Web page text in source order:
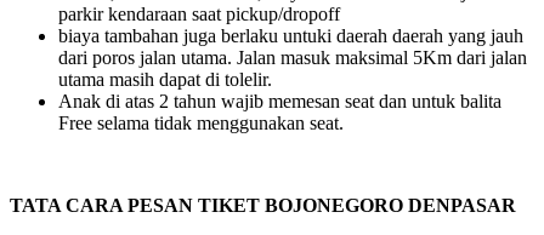
parkir kendaraan saat pickup/dropoff
biaya tambahan juga berlaku untuki daerah daerah yang jauh
dari poros jalan utama. Jalan masuk maksimal 5Km dari jalan
utama masih dapat di tolelir.
Anak di atas 2 tahun wajib memesan seat dan untuk balita
Free selama tidak menggunakan seat.
TATA CARA PESAN TIKET BOJONEGORO DENPASAR